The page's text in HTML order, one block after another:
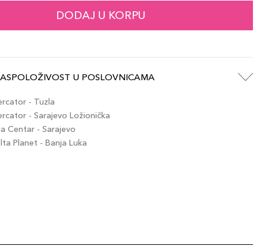
DODAJ U KORPU
U POSLOVNICAMA
- Tuzla
- Sarajevo Ložionička
Centar - Sarajevo
Planet - Banja Luka